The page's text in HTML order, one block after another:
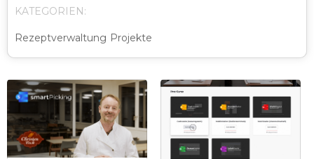
KATEGORIEN:
Rezeptverwaltung Projekte